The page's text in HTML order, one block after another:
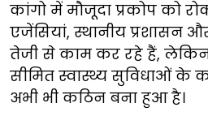
कांगो में मौजूदा प्रकोप को
एजेंसियां, स्थानीय प्रशासन
तेजी से काम कर रहे हैं, लेकिन
सीमित स्वास्थ्य सुविधाओं के
अभी भी कठिन बना हुआ है।